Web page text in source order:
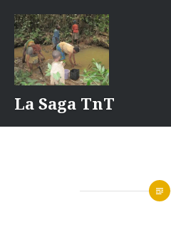
contenu
La Saga TnT